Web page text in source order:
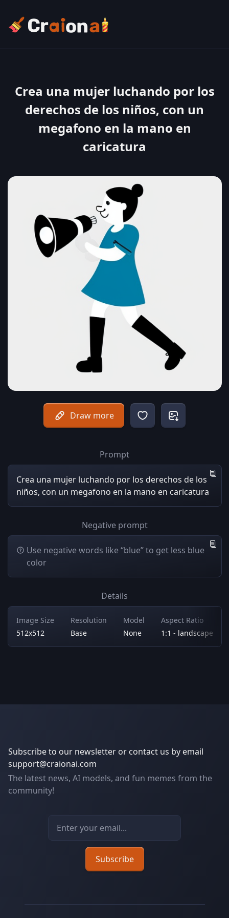
Crea una mujer luchando por los
derechos de los niños, con un
megafono en la mano en
caricatura
Draw more
Prompt
Crea una mujer luchando por los derechos de los
niños, con un megafono en la mano en caricatura
Negative prompt
Use negative words like “blue” to get less blue
color
Details
Image Size
512x512
Resolution
Base
Model
None
Aspect Ratio
1:1 - landscape
Subscribe to our newsletter or contact us by email
support@craionai.com
The latest news, AI models, and fun memes from the
community!
Email address
Subscribe